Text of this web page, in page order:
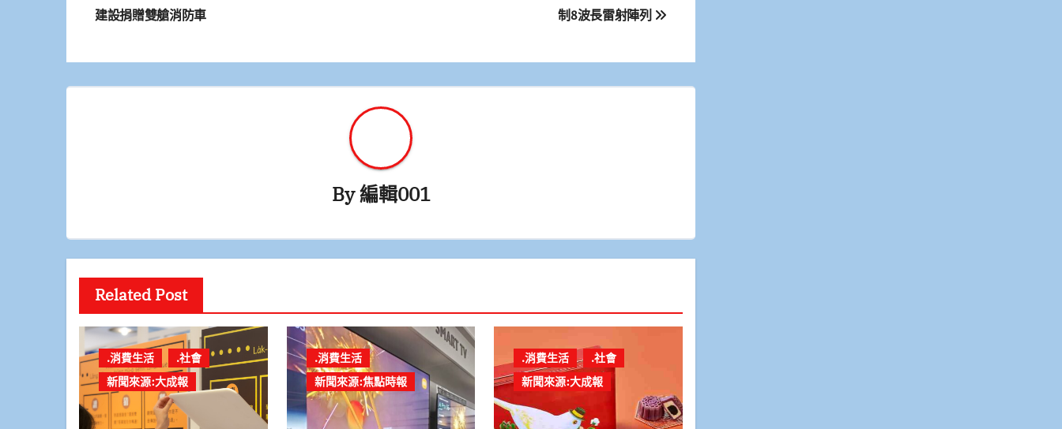
章
覽
建設捐贈雙艙消防車
制8波長雷射陣列
By編輯001
Related Post
.消費生活
.社會
新聞來源:大成報
.消費生活
新聞來源:焦點時報
.消費生活
.社會
新聞來源:大成報